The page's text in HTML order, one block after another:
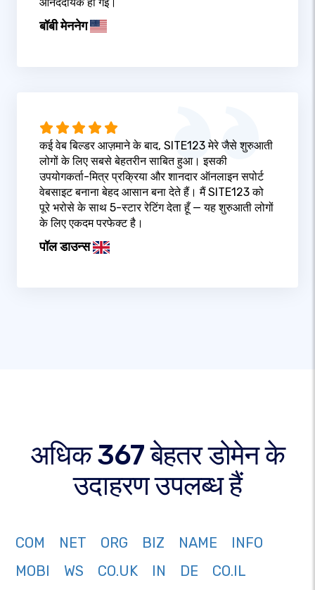
बॉबी मेननेग
कई वेब बिल्डर आज़माने के बाद, SITE123 मेरे जैसे शुरुआती
लोगों के लिए सबसे बेहतरीन साबित हुआ। इसकी
उपयोगकर्ता-मित्र प्रक्रिया और शानदार ऑनलाइन सपोर्ट
वेबसाइट बनाना बेहद आसान बना देते हैं। मैं SITE123 को
पूरे भरोसे के साथ 5-स्टार रेटिंग देता हूँ — यह शुरुआती लोगों
के लिए एकदम परफेक्ट है।
पॉल डाउन्स
अधिक 367 बेहतर डोमेन के
उदाहरण उपलब्ध हैं
COM NET ORG BIZ NAME
INFO
MOBI
WS CO.UK IN DE
CO.IL